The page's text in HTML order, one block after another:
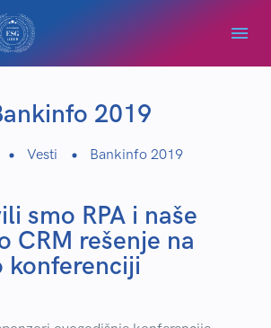
2019
Vesti Bankinfo 2019
smo RPA i naše
CRM rešenje na
konferenciji